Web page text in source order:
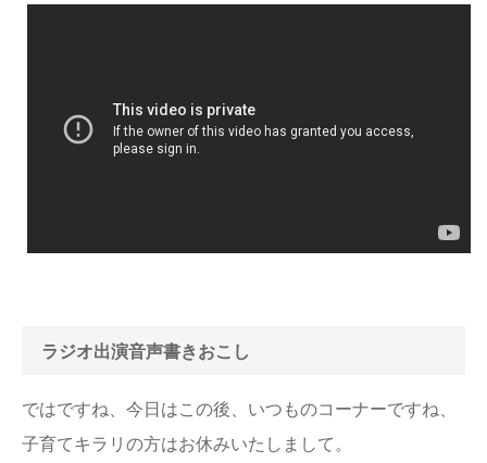
ラジオ出演音声書きおこし
ではですね、今日はこの後、いつものコーナーですね、
子育てキラリの方はお休みいたしまして。